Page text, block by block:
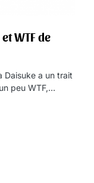
WTF de
Daisuke a un trait
peu WTF,…